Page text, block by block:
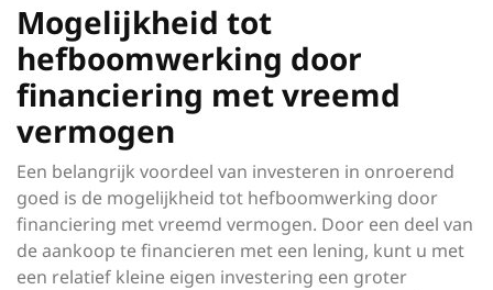
Mogelijkheid tot
hefboomwerking door
financiering met vreemd
vermogen
Een belangrijk voordeel van investeren in onroerend
goed is de mogelijkheid tot hefboomwerking door
financiering met vreemd vermogen. Door een deel van
de aankoop te financieren met een lening, kunt u met
een relatief kleine eigen investering een groter